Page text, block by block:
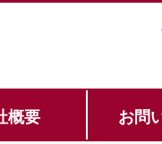
概要 お問